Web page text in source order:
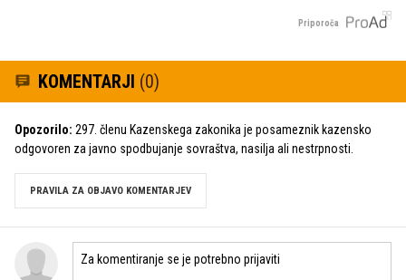
Priporoča
KOMENTARJI (0)
Opozorilo: 297. členu Kazenskega zakonika je posameznik kazensko
odgovoren za javno spodbujanje sovraštva, nasilja ali nestrpnosti.
PRAVILA ZA OBJAVO KOMENTARJEV